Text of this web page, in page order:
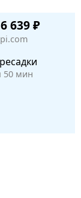
639 ₽
50 мин